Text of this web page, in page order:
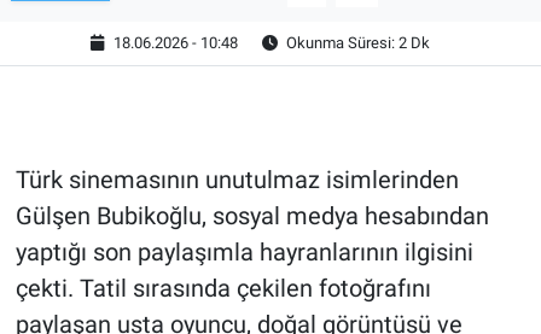
18.06.2026 - 10:48 Okunma Süresi: 2 Dk
Türk sinemasının unutulmaz isimlerinden
Gülşen Bubikoğlu, sosyal medya hesabından
yaptığı son paylaşımla hayranlarının ilgisini
çekti. Tatil sırasında çekilen fotoğrafını
paylaşan usta oyuncu, doğal görüntüsü ve
ASAYİŞ
EĞİTİM
ÇEVRE
HABERDE İNSAN